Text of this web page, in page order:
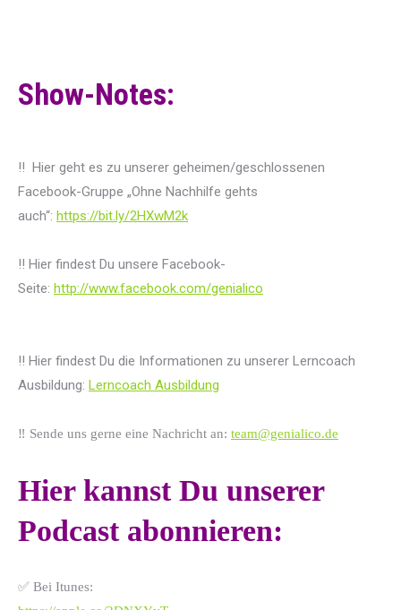
Show-Notes:
‼️ Hier geht es zu unserer geheimen/geschlossenen
Facebook-Gruppe „Ohne Nachhilfe gehts
auch“: https://bit.ly/2HXwM2k
‼️ Hier findest Du unsere Facebook-
Seite: http://www.facebook.com/genialico
‼️ Hier findest Du die Informationen zu unserer Lerncoach
Ausbildung: Lerncoach Ausbildung
‼️ Sende uns gerne eine Nachricht an: team@genialico.de
Hier kannst Du unserer
Podcast abonnieren:
✅ Bei Itunes: